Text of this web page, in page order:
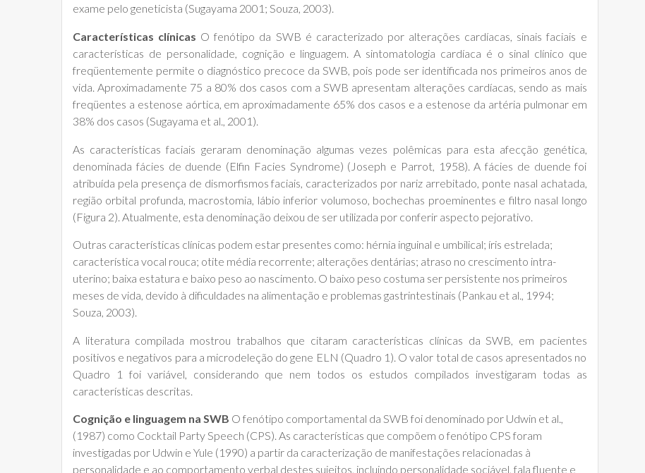
exame pelo geneticista (Sugayama 2001; Souza, 2003).
Características clínicas O fenótipo da SWB é caracterizado por alterações cardíacas, sinais faciais e
características de personalidade, cognição e linguagem. A sintomatologia cardíaca é o sinal clínico que
freqüentemente permite o diagnóstico precoce da SWB, pois pode ser identificada nos primeiros anos de
vida. Aproximadamente 75 a 80% dos casos com a SWB apresentam alterações cardíacas, sendo as mais
freqüentes a estenose aórtica, em aproximadamente 65% dos casos e a estenose da artéria pulmonar em
38% dos casos (Sugayama et al., 2001).
As características faciais geraram denominação algumas vezes polêmicas para esta afecção genética,
denominada fácies de duende (Elfin Facies Syndrome) (Joseph e Parrot, 1958). A fácies de duende foi
atribuída pela presença de dismorfismos faciais, caracterizados por nariz arrebitado, ponte nasal achatada,
região orbital profunda, macrostomia, lábio inferior volumoso, bochechas proeminentes e filtro nasal longo
(Figura 2). Atualmente, esta denominação deixou de ser utilizada por conferir aspecto pejorativo.
Outras características clínicas podem estar presentes como: hérnia inguinal e umbilical; íris estrelada;
característica vocal rouca; otite média recorrente; alterações dentárias; atraso no crescimento intra-
uterino; baixa estatura e baixo peso ao nascimento. O baixo peso costuma ser persistente nos primeiros
meses de vida, devido à dificuldades na alimentação e problemas gastrintestinais (Pankau et al., 1994;
Souza, 2003).
A literatura compilada mostrou trabalhos que citaram características clínicas da SWB, em pacientes
positivos e negativos para a microdeleção do gene ELN (Quadro 1). O valor total de casos apresentados no
Quadro 1 foi variável, considerando que nem todos os estudos compilados investigaram todas as
características descritas.
Cognição e linguagem na SWB O fenótipo comportamental da SWB foi denominado por Udwin et al.,
(1987) como Cocktail Party Speech (CPS). As características que compõem o fenótipo CPS foram
investigadas por Udwin e Yule (1990) a partir da caracterização de manifestações relacionadas à
personalidade e ao comportamento verbal destes sujeitos, incluindo personalidade sociável, fala fluente e